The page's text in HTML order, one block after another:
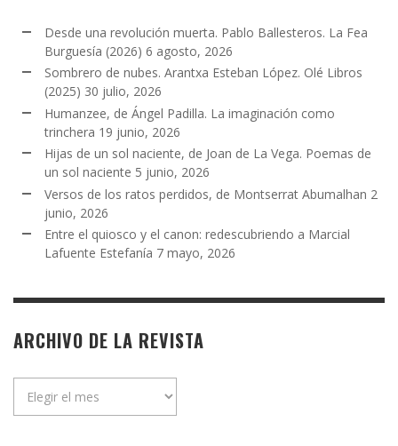
Desde una revolución muerta. Pablo Ballesteros. La Fea
Burguesía (2026) 6 agosto, 2026
Sombrero de nubes. Arantxa Esteban López. Olé Libros
(2025) 30 julio, 2026
Humanzee, de Ángel Padilla. La imaginación como
trinchera 19 junio, 2026
Hijas de un sol naciente, de Joan de La Vega. Poemas de
un sol naciente 5 junio, 2026
Versos de los ratos perdidos, de Montserrat Abumalhan 2
junio, 2026
Entre el quiosco y el canon: redescubriendo a Marcial
Lafuente Estefanía 7 mayo, 2026
ARCHIVO DE LA REVISTA